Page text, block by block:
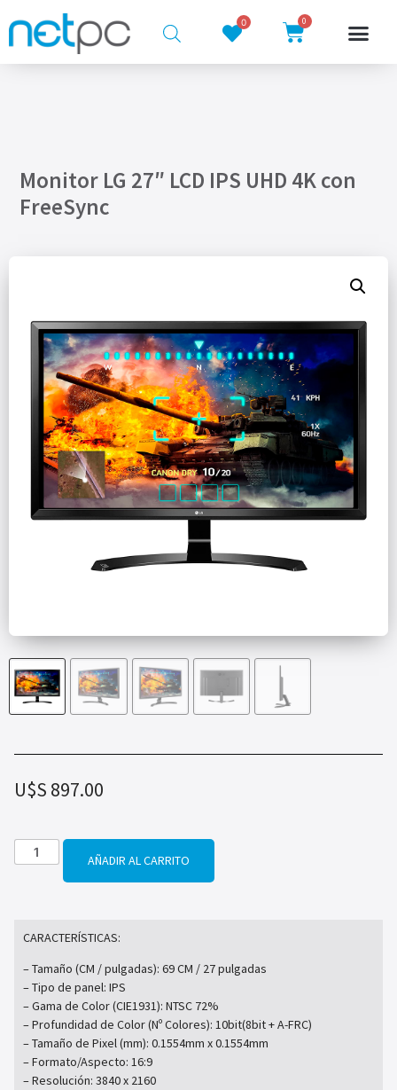
0 0
Monitor LG 27″ LCD IPS UHD 4K con
FreeSync
U$S 897.00
AÑADIR AL CARRITO
CARACTERÍSTICAS:
– Tamaño (CM / pulgadas): 69 CM / 27 pulgadas
– Tipo de panel: IPS
– Gama de Color (CIE1931): NTSC 72%
– Profundidad de Color (Nº Colores): 10bit(8bit + A-FRC)
– Tamaño de Pixel (mm): 0.1554mm x 0.1554mm
– Formato/Aspecto: 16:9
– Resolución: 3840 x 2160